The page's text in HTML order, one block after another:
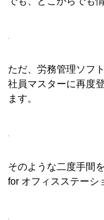
ただ、労務管理ソフ
社員マスターに再度
ます。
そのような二度手間
for オフィスステーシ